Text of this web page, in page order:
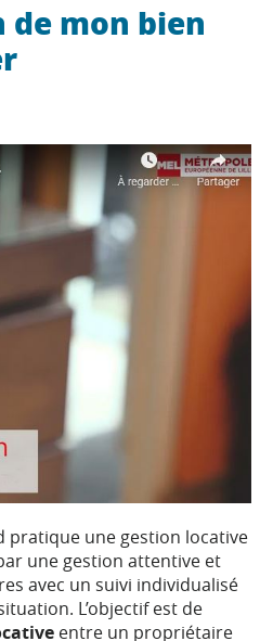
de mon bien
pratique une gestion locative
une gestion attentive et
avec un suivi individualisé
L’objectif est de
entre un propriétaire